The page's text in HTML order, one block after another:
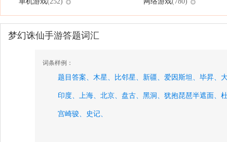
梦幻诛仙手游答题词汇
词条样例：
题目答案、 木星、 比邻星、 新疆、 爱因斯坦、 毕昇、
印度、 上海、 北京、 盘古、 黑洞、 犹抱琵琶半遮面、
宫崎骏、 史记、